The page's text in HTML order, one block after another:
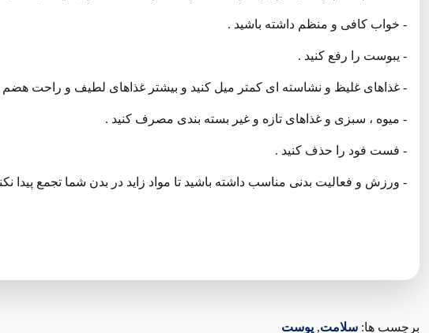
- خواب کافی و منظم داشته باشید .
- یبوست را رفع کنید .
- غذاهای غلیظ و نشاسته ای کمتر میل کنید و بیشتر غذاهای لطیف و راحت
- میوه ، سبزی و غذاهای تازه و غیر بسته بندی مصرف کنید .
- فست فود را حذف کنید .
- ورزش و فعالیت بدنی مناسب داشته باشید تا مواد زاید در بدن شما تجمع پیدا
برچسب ها: سلامت, پوست